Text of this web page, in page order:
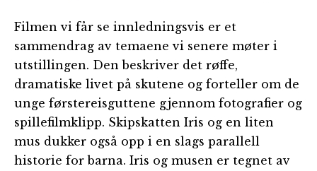
Filmen vi får se innledningsvis er et
sammendrag av temaene vi senere møter i
utstillingen. Den beskriver det røffe,
dramatiske livet på skutene og forteller om de
unge førstereisguttene gjennom fotografier og
spillefilmklipp. Skipskatten Iris og en liten
mus dukker også opp i en slags parallell
historie for barna. Iris og musen er tegnet av